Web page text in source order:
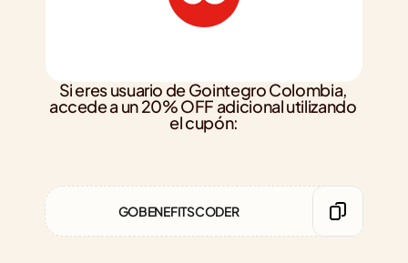
Si eres usuario de Gointegro Colombia,
accede a un 20% OFF adicional utilizando
el cupón:
GOBENEFITSCODER